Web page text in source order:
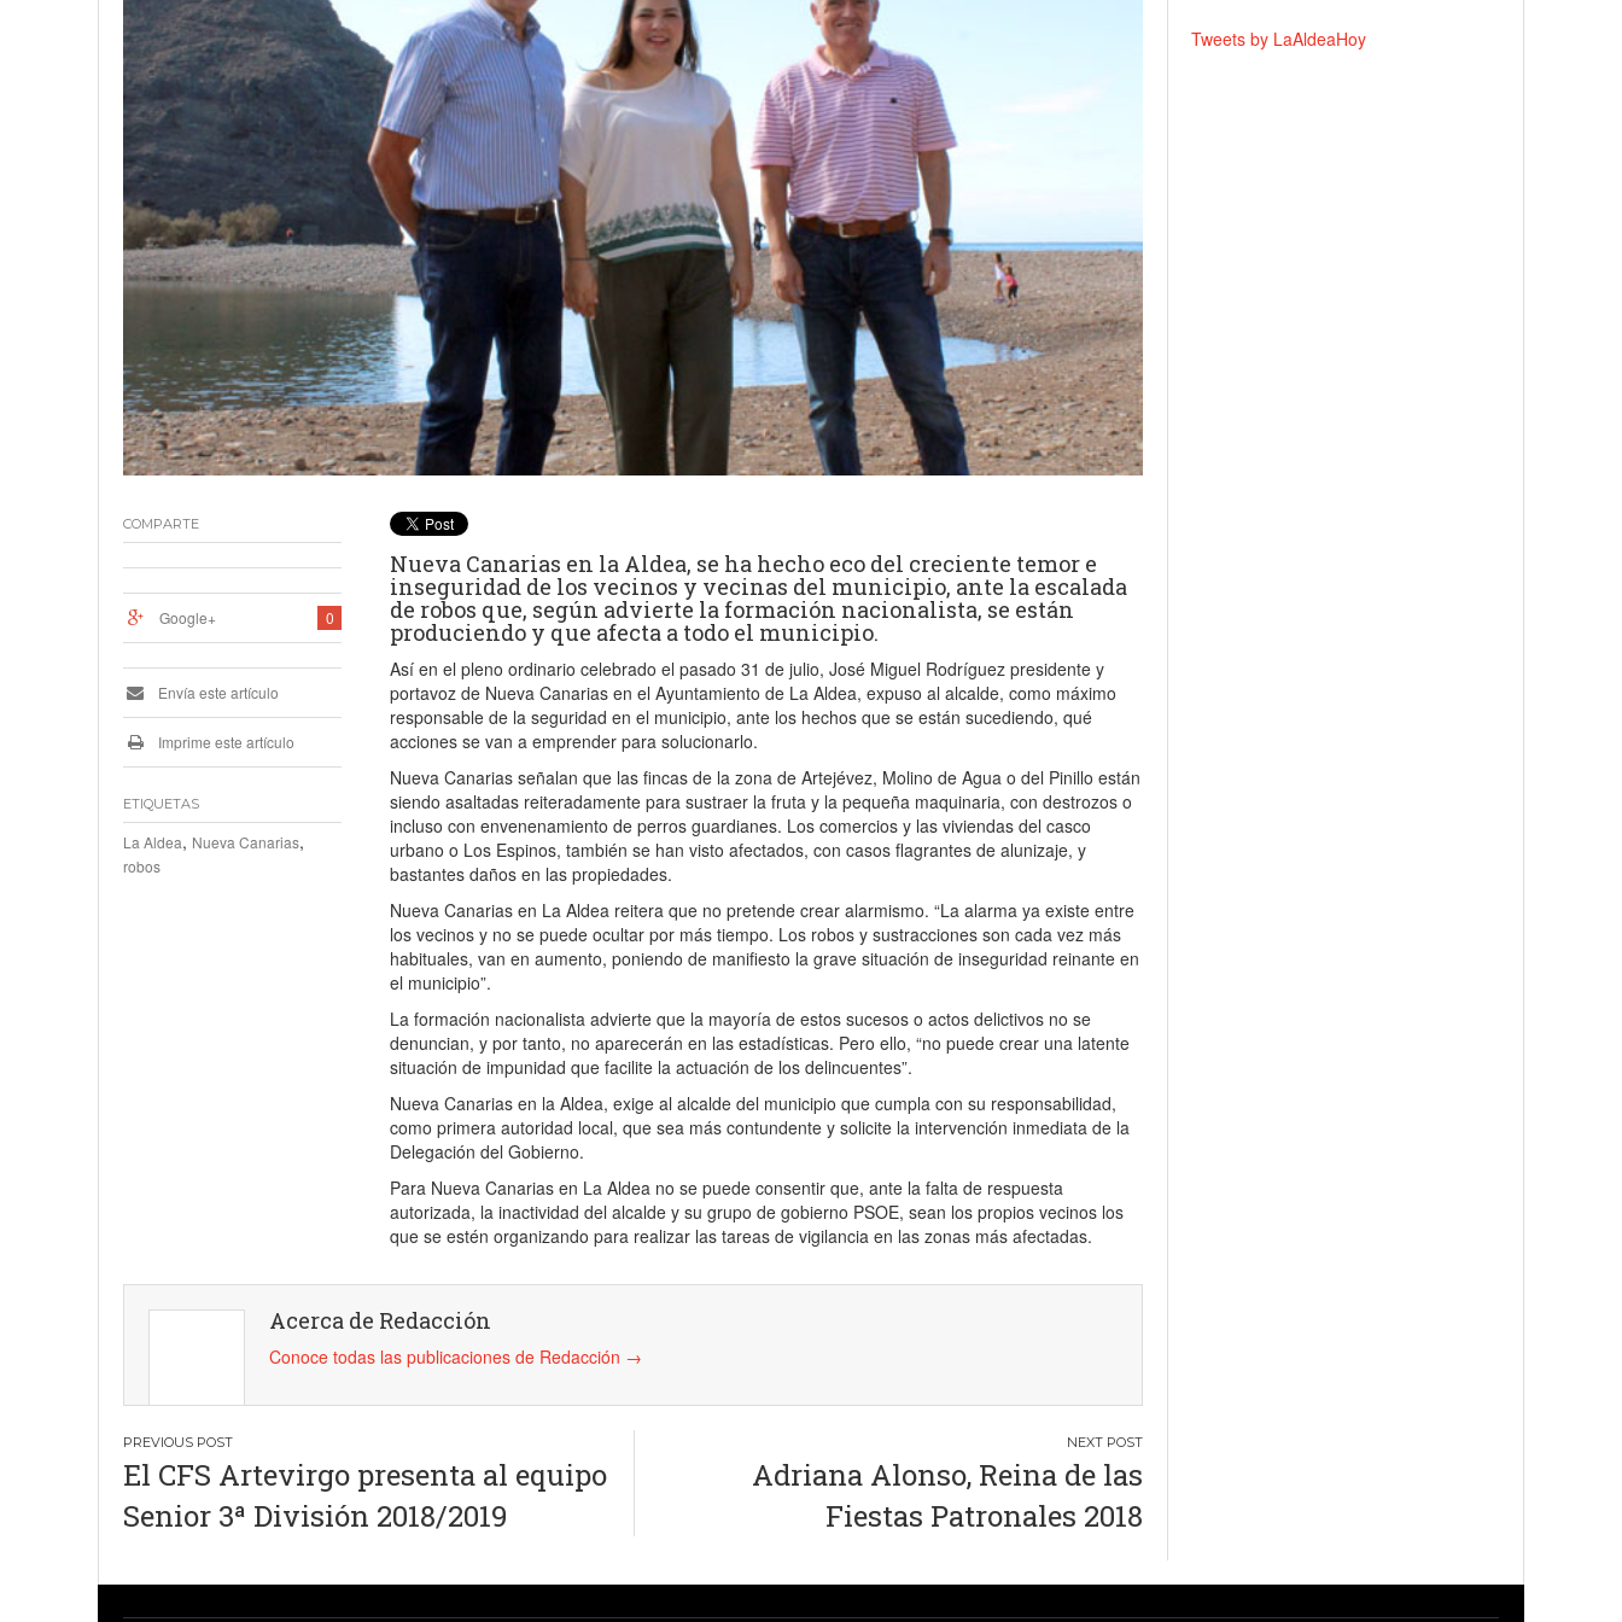
Nicolás
18 junio, 2023
Nueva Canarias en la Aldea, se ha hecho eco del creciente temor e
inseguridad de los vecinos y vecinas del municipio, ante la escalada
de robos que, según advierte la formación nacionalista, se están
produciendo y que afecta a todo el municipio.
Así en el pleno ordinario celebrado el pasado 31 de julio, José Miguel Rodríguez presidente y
portavoz de Nueva Canarias en el Ayuntamiento de La Aldea, expuso al alcalde, como máximo
responsable de la seguridad en el municipio, ante los hechos que se están sucediendo, qué
acciones se van a emprender para solucionarlo.
Nueva Canarias señalan que las fincas de la zona de Artejévez, Molino de Agua o del Pinillo están
siendo asaltadas reiteradamente para sustraer la fruta y la pequeña maquinaria, con destrozos o
incluso con envenenamiento de perros guardianes. Los comercios y las viviendas del casco
urbano o Los Espinos, también se han visto afectados, con casos flagrantes de alunizaje, y
bastantes daños en las propiedades.
Nueva Canarias en La Aldea reitera que no pretende crear alarmismo. “La alarma ya existe entre
los vecinos y no se puede ocultar por más tiempo. Los robos y sustracciones son cada vez más
habituales, van en aumento, poniendo de manifiesto la grave situación de inseguridad reinante en
el municipio”.
La formación nacionalista advierte que la mayoría de estos sucesos o actos delictivos no se
denuncian, y por tanto, no aparecerán en las estadísticas. Pero ello, “no puede crear una latente
situación de impunidad que facilite la actuación de los delincuentes”.
Nueva Canarias en la Aldea, exige al alcalde del municipio que cumpla con su responsabilidad,
como primera autoridad local, que sea más contundente y solicite la intervención inmediata de la
Delegación del Gobierno.
Para Nueva Canarias en La Aldea no se puede consentir que, ante la falta de respuesta
autorizada, la inactividad del alcalde y su grupo de gobierno PSOE, sean los propios vecinos los
que se estén organizando para realizar las tareas de vigilancia en las zonas más afectadas.
COMPARTE
0
Google+
Envía este artículo
Imprime este artículo
ETIQUETAS
La Aldea, Nueva Canarias,
robos
Acerca de Redacción
Conoce todas las publicaciones de Redacción →
Navegación
de
entradas
El CFS Artevirgo presenta al equipo
Senior 3ª División 2018/2019
Adriana Alonso, Reina de las
Fiestas Patronales 2018
Tweets by LaAldeaHoy